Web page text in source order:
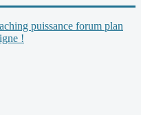
puissance forum plan
!